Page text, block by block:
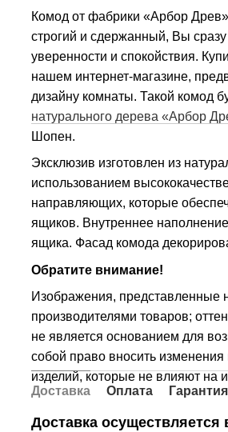
Комод от фабрики «Арбор
строгий и сдержанный, Вы
уверенности и спокойствия.
нашем интернет-магазине,
дизайну комнаты. Такой комод
натурального дерева «Арбор
Шопен.
Эксклюзив изготовлен из
использованием
направляющих, которые
ящиков. Внутреннее
ящика. Фасад комода
Обратите внимание!
Изображения, представленные
производителями товаров;
не является основанием для
собой право вносить
изделий, которые не влияют на
Доставка
Оплата Гарантия
Доставка